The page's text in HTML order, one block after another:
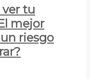
ver tu
mejor
riesgo